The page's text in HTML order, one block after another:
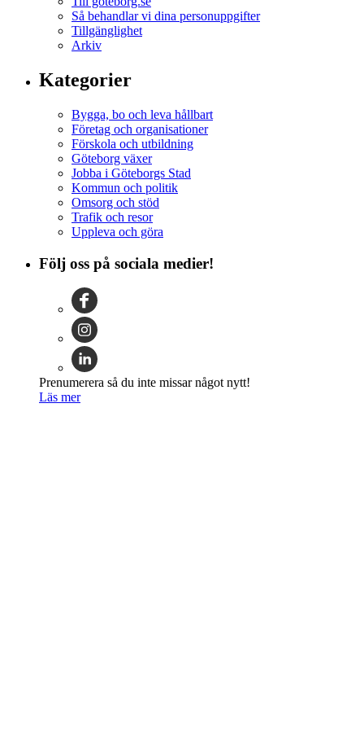
Så behandlar vi dina personuppgifter
Tillgänglighet
Arkiv
Kategorier
Bygga, bo och leva hållbart
Företag och organisationer
Förskola och utbildning
Göteborg växer
Jobba i Göteborgs Stad
Kommun och politik
Omsorg och stöd
Trafik och resor
Uppleva och göra
Följ oss på sociala medier!
Prenumerera så du inte missar något nytt!
Läs mer